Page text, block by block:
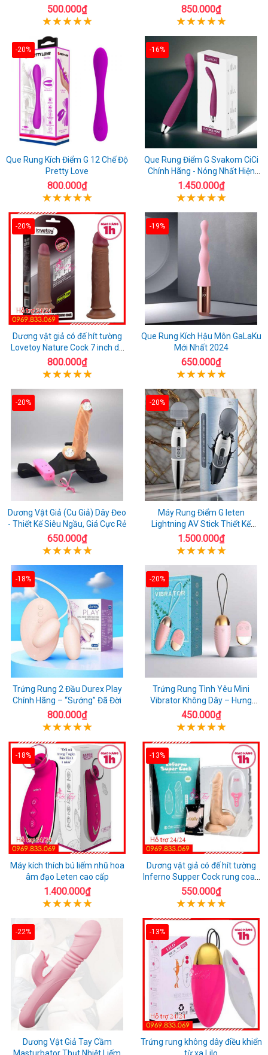
500.000₫ 850.000₫
-20%
Que Rung Kích Điểm G 12 Chế Độ
Pretty Love
800.000₫
-16%
Que Rung Điểm G Svakom CiCi
Chính Hãng - Nóng Nhất Hiện
Nay
1.450.000₫
-20%
Dương vật giả có đế hít tường
Lovetoy Nature Cock 7 inch da
đen
800.000₫
-19%
Que Rung Kích Hậu Môn GaLaKu
Mới Nhất 2024
650.000₫
-20%
Dương Vật Giả (Cu Giả) Dây Đeo
- Thiết Kế Siêu Ngầu, Giá Cực Rẻ
650.000₫
-20%
Máy Rung Điểm G leten
Lightning AV Stick Thiết Kế
Thông Minh
1.500.000₫
-18%
Trứng Rung 2 Đầu Durex Play
Chính Hãng – “Sướng” Đã Đời
800.000₫
-20%
Trứng Rung Tình Yêu Mini
Vibrator Không Dây – Hưng
Phấn Mọi Nơi
450.000₫
-18%
Máy kích thích bú liếm nhũ hoa
âm đạo Leten cao cấp
1.400.000₫
-13%
Dương vật giả có đế hít tường
Inferno Supper Cock rung coay
7 chế độ
550.000₫
-22%
Dương Vật Giả Tay Cầm
Masturbator Thụt Nhiệt Liếm
-13%
Trứng rung không dây điều khiển
từ xa Lilo